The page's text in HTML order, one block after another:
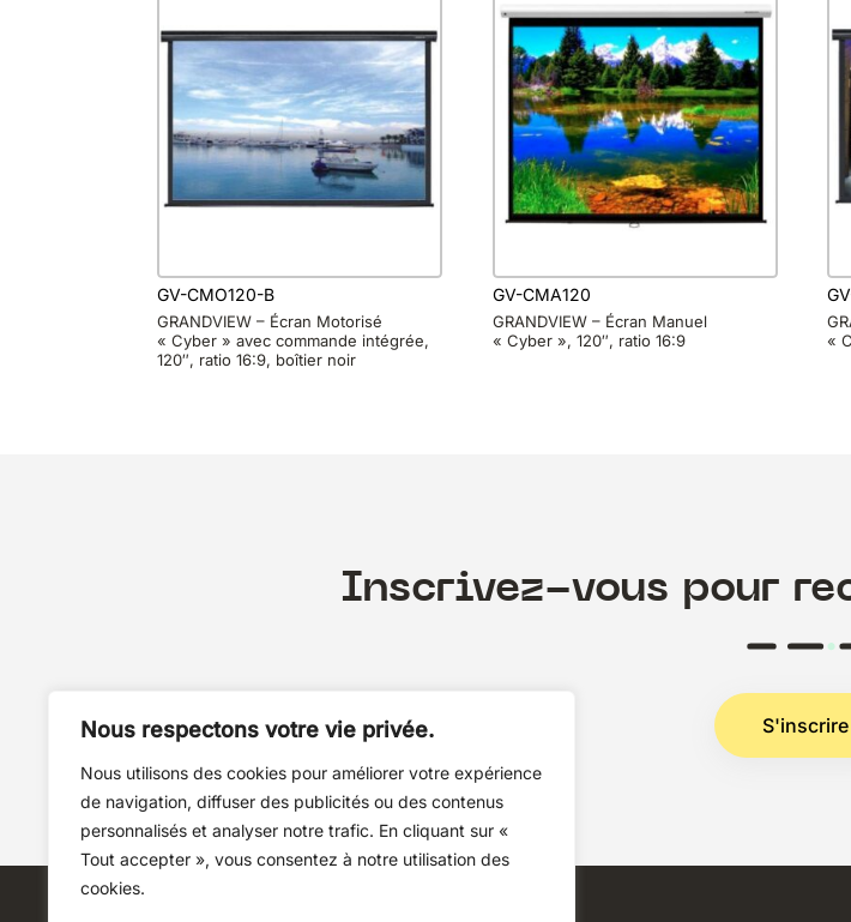
Nous respectons votre vie privée.
Nous utilisons des cookies pour améliorer votre expérience
de navigation, diffuser des publicités ou des contenus
personnalisés et analyser notre trafic. En cliquant sur «
Tout accepter », vous consentez à notre utilisation des
cookies.
GV-CMO120-B
GRANDVIEW – Écran Motorisé
« Cyber » avec commande intégrée,
120″, ratio 16:9, boîtier noir
GV-CMA120
GRANDVIEW – Écran Manuel
« Cyber », 120″, ratio 16:9
«
Inscrivez-vous pour
S'inscrire